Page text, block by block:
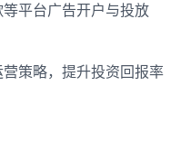
平台广告开户与投放
策略，提升投资回报率